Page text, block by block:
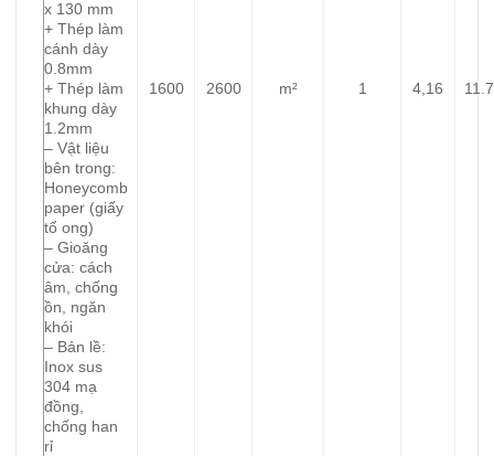
x 130 mm
+ Thép làm
cánh dày
0.8mm
+ Thép làm
khung dày
1.2mm
– Vật liệu
bên trong:
Honeycomb
paper (giấy
tổ ong)
– Gioăng
cửa: cách
âm, chống
ồn, ngăn
khói
– Bản lề:
Inox sus
304 mạ
đồng,
chống han
rỉ
1600 2600 m² 1 4,16